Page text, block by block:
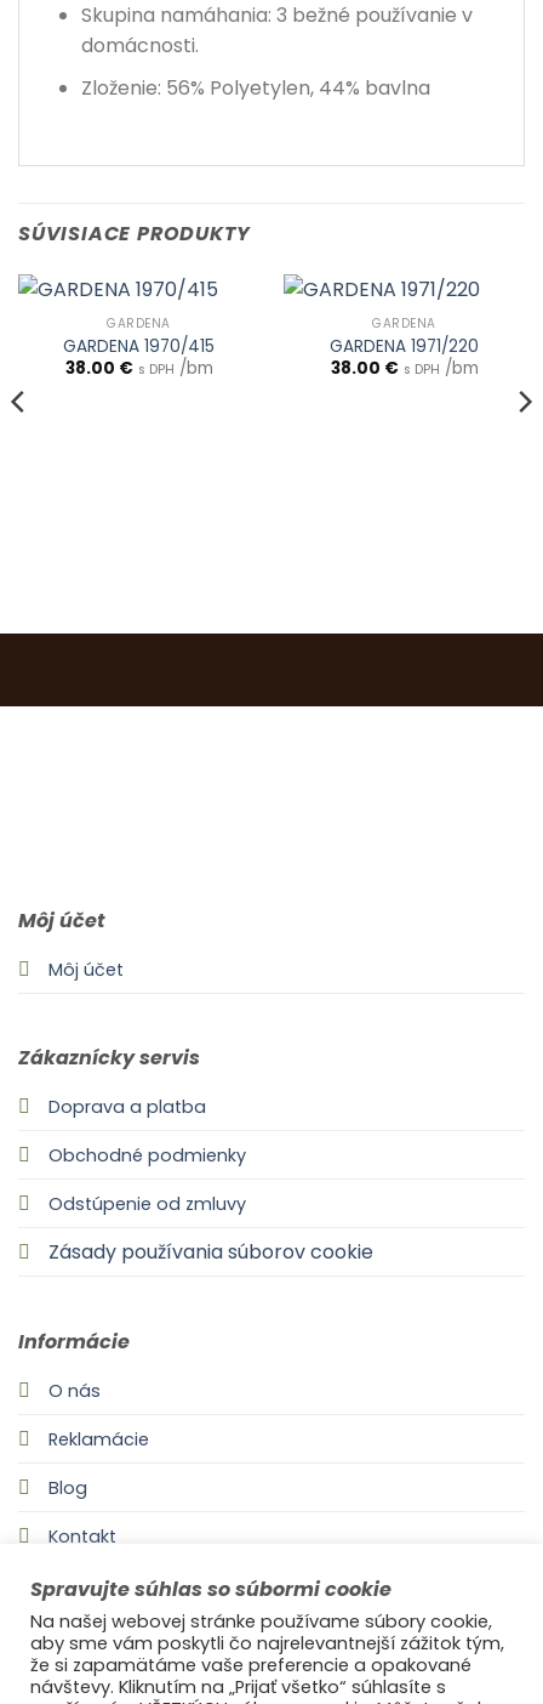
Skupina namáhania: 3 bežné používanie v
domácnosti.
Zloženie: 56% Polyetylen, 44% bavlna
SÚVISIACE PRODUKTY
GARDENA
GARDENA 1970/415
38.00 € s DPH /bm
GARDENA
GARDENA 1971/220
38.00 € s DPH /bm
Môj účet
Môj účet
Zákaznícky servis
Doprava a platba
Obchodné podmienky
Odstúpenie od zmluvy
Zásady používania súborov cookie
Informácie
O nás
Reklamácie
Blog
Kontakt
Spravujte súhlas so súbormi cookie
Na našej webovej stránke používame súbory cookie,
aby sme vám poskytli čo najrelevantnejší zážitok tým,
že si zapamätáme vaše preferencie a opakované
návštevy. Kliknutím na „Prijať všetko“ súhlasíte s